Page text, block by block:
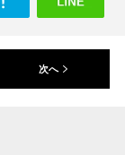
次へ